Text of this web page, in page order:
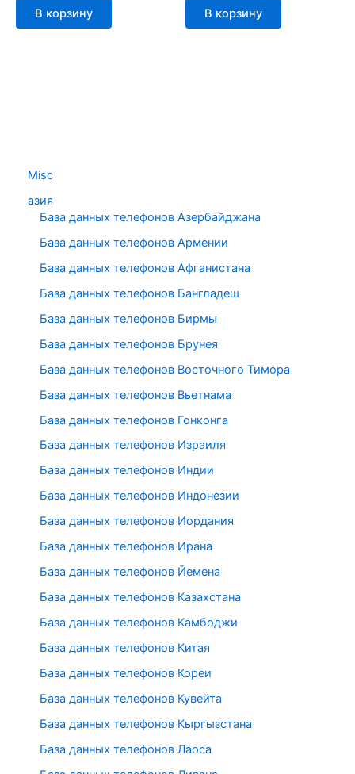
Misc
азия
База данных телефонов Азербайджана
База данных телефонов Армении
База данных телефонов Афганистана
База данных телефонов Бангладеш
База данных телефонов Бирмы
База данных телефонов Брунея
База данных телефонов Восточного Тимора
База данных телефонов Вьетнама
База данных телефонов Гонконга
База данных телефонов Израиля
База данных телефонов Индии
База данных телефонов Индонезии
База данных телефонов Иордания
База данных телефонов Ирана
База данных телефонов Йемена
База данных телефонов Казахстана
База данных телефонов Камбоджи
База данных телефонов Китая
База данных телефонов Кореи
База данных телефонов Кувейта
База данных телефонов Кыргызстана
База данных телефонов Лаоса
В корзину В корзину